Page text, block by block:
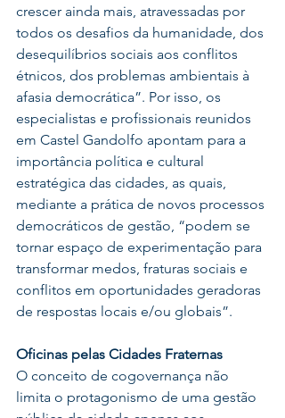
crescer ainda mais, atravessadas por
todos os desafios da humanidade, dos
desequilíbrios sociais aos conflitos
étnicos, dos problemas ambientais à
afasia democrática”. Por isso, os
especialistas e profissionais reunidos
em Castel Gandolfo apontam para a
importância política e cultural
estratégica das cidades, as quais,
mediante a prática de novos processos
democráticos de gestão, “podem se
tornar espaço de experimentação para
transformar medos, fraturas sociais e
conflitos em oportunidades geradoras
de respostas locais e/ou globais”.
Oficinas pelas Cidades Fraternas
O conceito de cogovernança não
limita o protagonismo de uma gestão